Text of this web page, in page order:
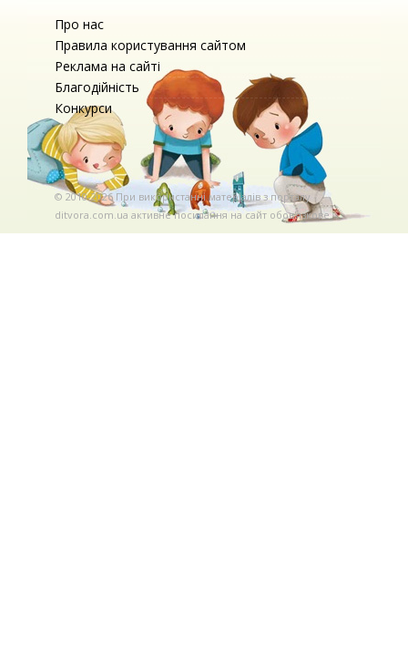
Про нас
Правила користування сайтом
Реклама на сайті
Благодійність
Конкурси
© 2010-2026 При використаннi матерiалiв з порталу
ditvora.com.ua активне посилання на сайт обов'язкове. .